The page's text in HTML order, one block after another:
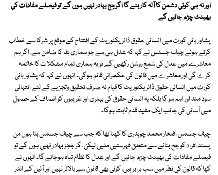
اور نہ ہی کوئی دشمن کا آلہ کار بنے گا اگرجج بہادر نہیں ہوں گے تو فیصلے مفادات کی
بھینٹ چڑھ جائیں گے
پشاور ہائی کورٹ میں انسانی حقوق ڈائریکٹوریٹ کے افتتاح کے موقع پر شرکا سے خطاب
کرتے ہوئے چیف جسٹس نے کہا کہ عدل ہی ہے جو ہماری بقا كا ضامن ہے، اگر ہم
معاشرے میں عدل كی شمع روشن ركھیں گے تو یہ ہماری تمام مشكلات كا خاتمہ
كرے گی اور معاشرے میں قانون كی حكمرانی قائم ہوگی۔ انہوں نے کہا کہ پشاور ہائی
كورٹ میں انسانی حقوق ڈائریكٹوریٹ كا قیام نہ صرف تحقیق وتجزیے كے لئے انتہائی
سود مند اور اہم ہو گا بلكہ یہ انسانی حقوق كی بہتری اور غریبوں کو انصاف کے حصول
میں آسانی كی جانب ایک مفید قدم ثابت ہوگا۔
چیف جسٹس افتخار محمد چوہدری کا کہنا تھا کہ جب سے چیف جسٹس بنا ہوں من
پسند افراد کو جج بنانے سے متعلق فہرستیں ملیں لیکن اگر ججز بہادر نہیں ہوں گے تو
فیصلے مفادات کی بھینٹ چڑھ جائیں گے اور عدل کا نظام تباہ ہوجائے گا۔ انہوں نے
کہا کہ قانون کی نظر میں سب برابر ہیں، کوئی بھی قانون سے بالاتر نہیں اور آئین کے اندر